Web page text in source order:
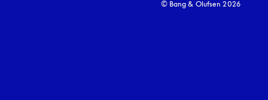
© Bang & Olufsen 2026